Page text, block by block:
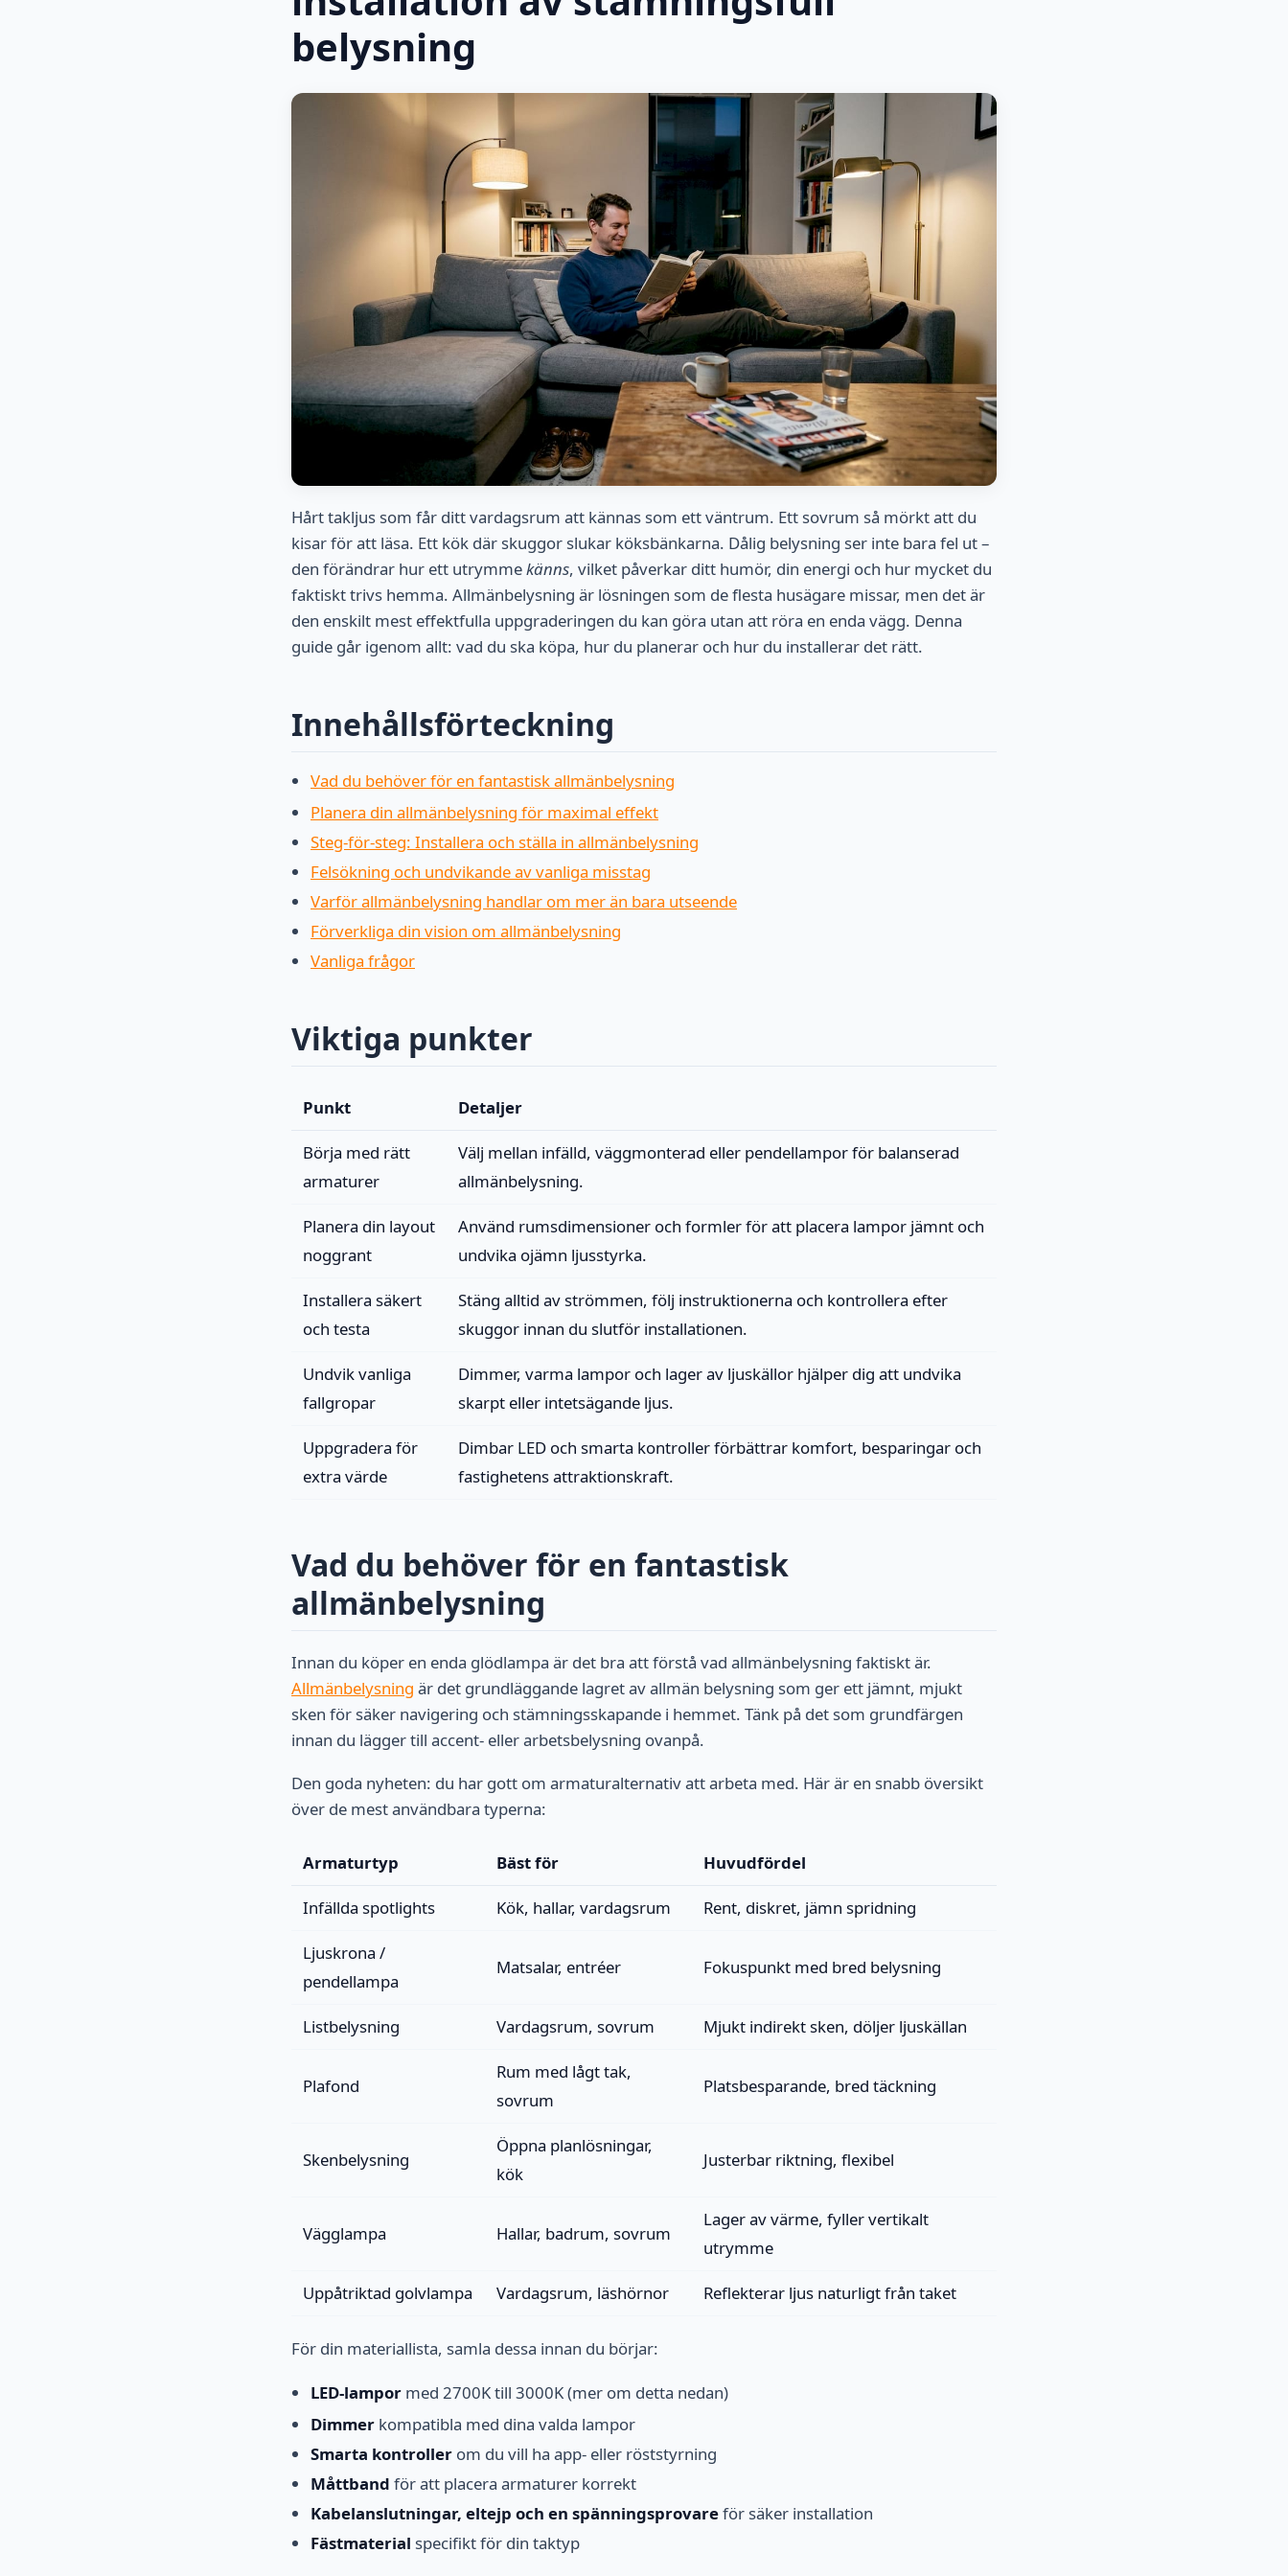
belysning
Hårt takljus som får ditt vardagsrum att kännas som ett väntrum. Ett sovrum så mörkt att du
kisar för att läsa. Ett kök där skuggor slukar köksbänkarna. Dålig belysning ser inte bara fel ut –
den förändrar hur ett utrymmekänns, vilket påverkar ditt humör, din energi och hur mycket du
faktiskt trivs hemma. Allmänbelysning är lösningen som de flesta husägare missar, men det är
den enskilt mest effektfulla uppgraderingen du kan göra utan att röra en enda vägg. Denna
guide går igenom allt: vad du ska köpa, hur du planerar och hur du installerar det rätt.
Innehållsförteckning
Vad du behöver för en fantastisk allmänbelysning
Planera din allmänbelysning för maximal effekt
Steg-för-steg: Installera och ställa in allmänbelysning
Felsökning och undvikande av vanliga misstag
Varför allmänbelysning handlar om mer än bara utseende
Förverkliga din vision om allmänbelysning
Vanliga frågor
Viktiga punkter
Punkt Detaljer
Börja med rätt
armaturer
Välj mellan infälld, väggmonterad eller pendellampor för balanserad
allmänbelysning.
Planera din layout
noggrant
Använd rumsdimensioner och formler för att placera lampor jämnt och
undvika ojämn ljusstyrka.
Installera säkert
och testa
Stäng alltid av strömmen, följ instruktionerna och kontrollera efter
skuggor innan du slutför installationen.
Undvik vanliga
fallgropar
Dimmer, varma lampor och lager av ljuskällor hjälper dig att undvika
skarpt eller intetsägande ljus.
Uppgradera för
extra värde
Dimbar LED och smarta kontroller förbättrar komfort, besparingar och
fastighetens attraktionskraft.
Vad du behöver för en fantastisk
allmänbelysning
Innan du köper en enda glödlampa är det bra att förstå vad allmänbelysning faktiskt är.
Allmänbelysning är det grundläggande lagret av allmän belysning som ger ett jämnt, mjukt
sken för säker navigering och stämningsskapande i hemmet. Tänk på det som grundfärgen
innan du lägger till accent- eller arbetsbelysning ovanpå.
Den goda nyheten: du har gott om armaturalternativ att arbeta med. Här är en snabb översikt
över de mest användbara typerna:
Armaturtyp Bäst för Huvudfördel
Infällda spotlights Kök, hallar, vardagsrum Rent, diskret, jämn spridning
Ljuskrona /
pendellampa
Matsalar, entréer Fokuspunkt med bred belysning
Listbelysning Vardagsrum, sovrum Mjukt indirekt sken, döljer ljuskällan
Plafond
Rum med lågt tak,
sovrum
Platsbesparande, bred täckning
Skenbelysning
Öppna planlösningar,
kök
Justerbar riktning, flexibel
Vägglampa Hallar, badrum, sovrum
Lager av värme, fyller vertikalt
utrymme
Uppåtriktad golvlampa Vardagsrum, läshörnor Reflekterar ljus naturligt från taket
För din materiallista, samla dessa innan du börjar:
LED-lampor med 2700K till 3000K (mer om detta nedan)
Dimmer kompatibla med dina valda lampor
Smarta kontroller om du vill ha app- eller röststyrning
Måttband för att placera armaturer korrekt
Kabelanslutningar, eltejp och en spänningsprovareför säker installation
Fästmaterial specifikt för din taktyp